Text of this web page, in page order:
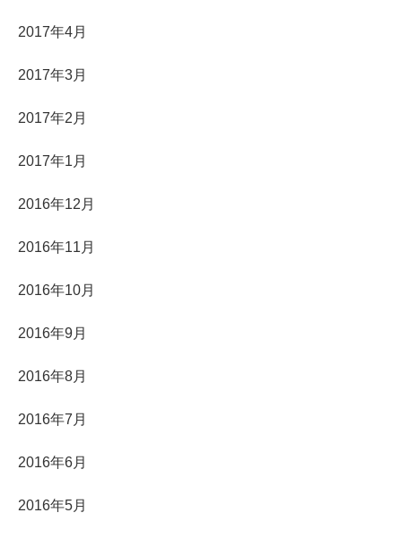
2017年4月
2017年3月
2017年2月
2017年1月
2016年12月
2016年11月
2016年10月
2016年9月
2016年8月
2016年7月
2016年6月
2016年5月